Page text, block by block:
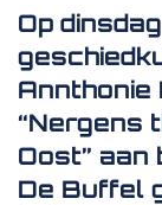
Op
Annthonie
“Nergens
Oost” aan
De Buffel